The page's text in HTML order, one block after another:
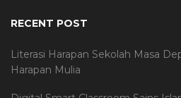
RECENT POST
Literasi Harapan Sekolah Masa
Harapan Mulia